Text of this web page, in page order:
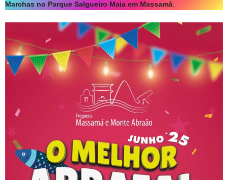
Marchas no Parque Salgueiro Maia em Massamá: